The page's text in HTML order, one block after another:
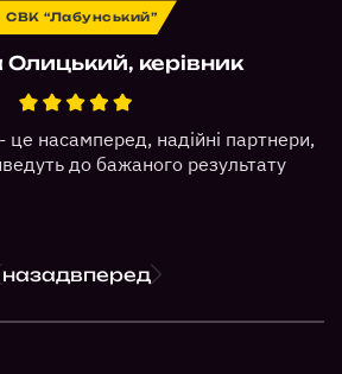
СВК “Лабунський”
керівник
це насамперед, надійні партнери,
до бажаного результату
назадвперед